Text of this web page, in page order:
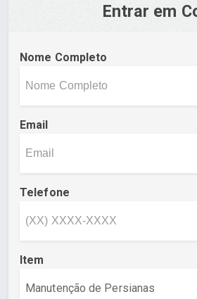
Entrar em
Nome Completo
Email
Telefone
Item